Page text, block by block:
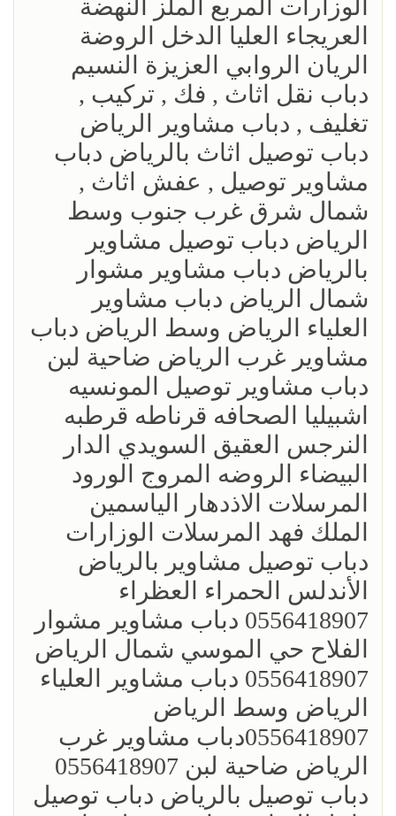
الوزارات المربع الملز النهضة
العريجاء العليا الدخل الروضة
الريان الروابي العزيزة النسيم
‎دباب نقل اثاث , فك , تركيب ,
تغليف , دباب مشاوير الرياض
دباب توصيل اثاث بالرياض دباب
مشاوير توصيل , عفش اثاث ,
شمال شرق غرب جنوب وسط
الرياض دباب توصيل مشاوير
بالرياض دباب مشاوير مشوار
شمال الرياض دباب مشاوير
العلياء الرياض وسط الرياض دباب
مشاوير غرب الرياض ضاحية لبن
دباب مشاوير توصيل المونسيه
اشبيليا الصحافه قرناطه قرطبه
النرجس العقيق السويدي الدار
البيضاء الروضه المروج الورود
المرسلات الاذدهار الياسمين
الملك فهد المرسلات الوزارات
دباب توصيل مشاوير بالرياض
الأندلس الحمراء العظراء
0556418907 دباب مشاوير مشوار
الفلاح حي الموسي شمال الرياض
0556418907 دباب مشاوير العلياء
الرياض وسط الرياض
0556418907دباب مشاوير غرب
الرياض ضاحية لبن 0556418907
دباب توصيل بالرياض دباب توصيل